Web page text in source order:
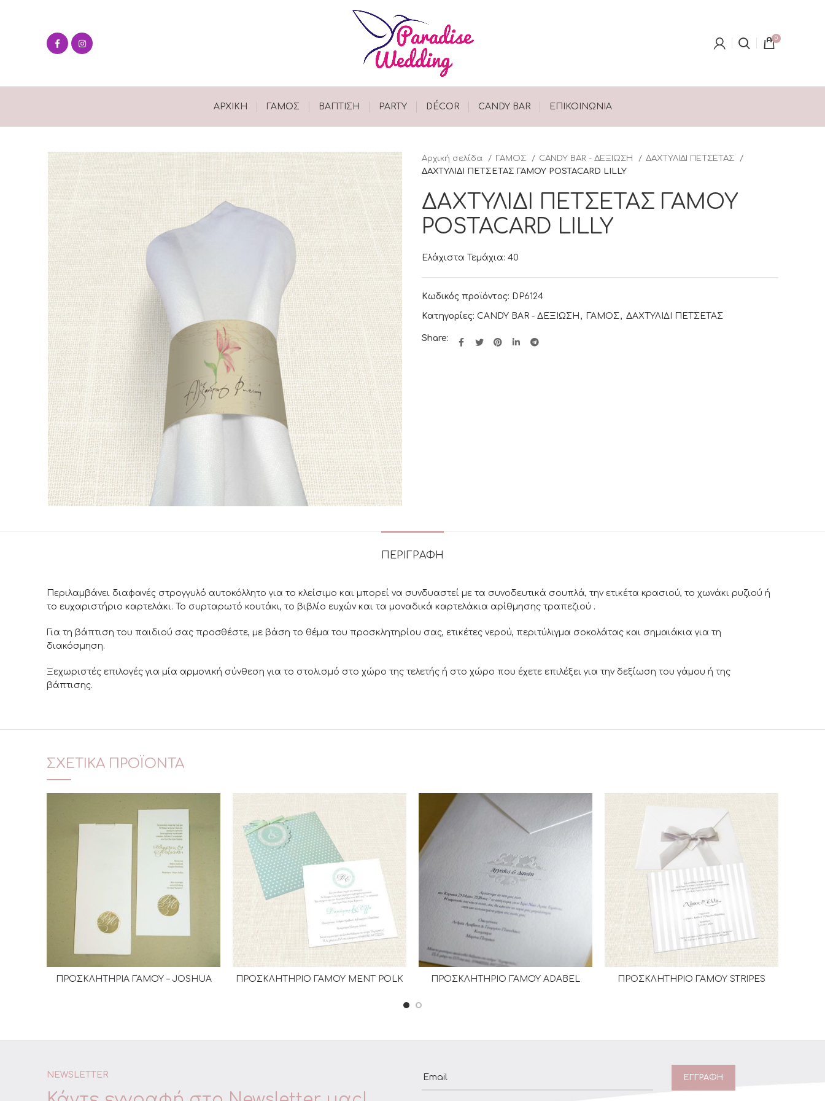
0
ΑΡΧΙΚΉ ΓΑΜΟΣ ΒΑΠΤΙΣΗ PARTY DÉCOR CANDY BAR ΕΠΙΚΟΙΝΩΝΊΑ
Αρχική σελίδα ΓΑΜΟΣ CANDY BAR - ΔΕΞΙΩΣΗ
ΔΑΧΤΥΛΙΔΙ ΠΕΤΣΕΤΑΣ
ΔΑΧΤΥΛΙΔΙ ΠΕΤΣΕΤΑΣ ΓΑΜΟΥ POSTACARD LILLY
ΔΑΧΤΥΛΙΔΙ ΠΕΤΣΕΤΑΣ ΓΑΜΟΥ
POSTACARD LILLY
Ελάχιστα Τεμάχια: 40
Κωδικός προϊόντος: DP6124
Κατηγορίες: CANDY BAR - ΔΕΞΙΩΣΗ , ΓΑΜΟΣ, ΔΑΧΤΥΛΙΔΙ ΠΕΤΣΕΤΑΣ
Share:
ΠΕΡΙΓΡΑΦΉ
Περιλαμβάνει διαφανές στρογγυλό αυτοκόλλητο για το κλείσιμο και μπορεί να συνδυαστεί με τα συνοδευτικά σουπλά, την ετικέτα κρασιού, το χωνάκι ρυζιού ή
το ευχαριστήριο καρτελάκι. Το συρταρωτό κουτάκι, το βιβλίο ευχών και τα μοναδικά καρτελάκια αρίθμησης τραπεζιού .
Για τη βάπτιση του παιδιού σας προσθέστε, με βάση το θέμα του προσκλητηρίου σας, ετικέτες νερού, περιτύλιγμα σοκολάτας και σημαιάκια για τη
διακόσμηση.
Ξεχωριστές επιλογές για μία αρμονική σύνθεση για το στολισμό στο χώρο της τελετής ή στο χώρο που έχετε επιλέξει για την δεξίωση του γάμου ή της
βάπτισης.
ΣΧΕΤΙΚΆ ΠΡΟΪΌΝΤΑ
ΔΙΑΒΆΣΤΕ ΠΕΡΙΣΣΌΤΕΡΑ
ΠΡΟΣΚΛΗΤΗΡΙΑ ΓΑΜΟΥ – JOSHUA ΔΙΑΒΆΣΤΕ ΠΕΡΙΣΣΌΤΕΡΑ
ΠΡΟΣΚΛΗΤΗΡΙΟ ΓΑΜΟΥ MENT POLK ΔΙΑΒΆΣΤΕ ΠΕΡΙΣΣΌΤΕΡΑ
ΠΡΟΣΚΛΗΤΗΡΙΟ ΓΑΜΟΥ ADABEL ΔΙΑΒΆΣΤΕ ΠΕΡΙΣΣΌΤΕΡΑ
ΠΡΟΣΚΛΗΤΗΡΙΟ ΓΑΜΟΥ STRIPES
NEWSLETTER